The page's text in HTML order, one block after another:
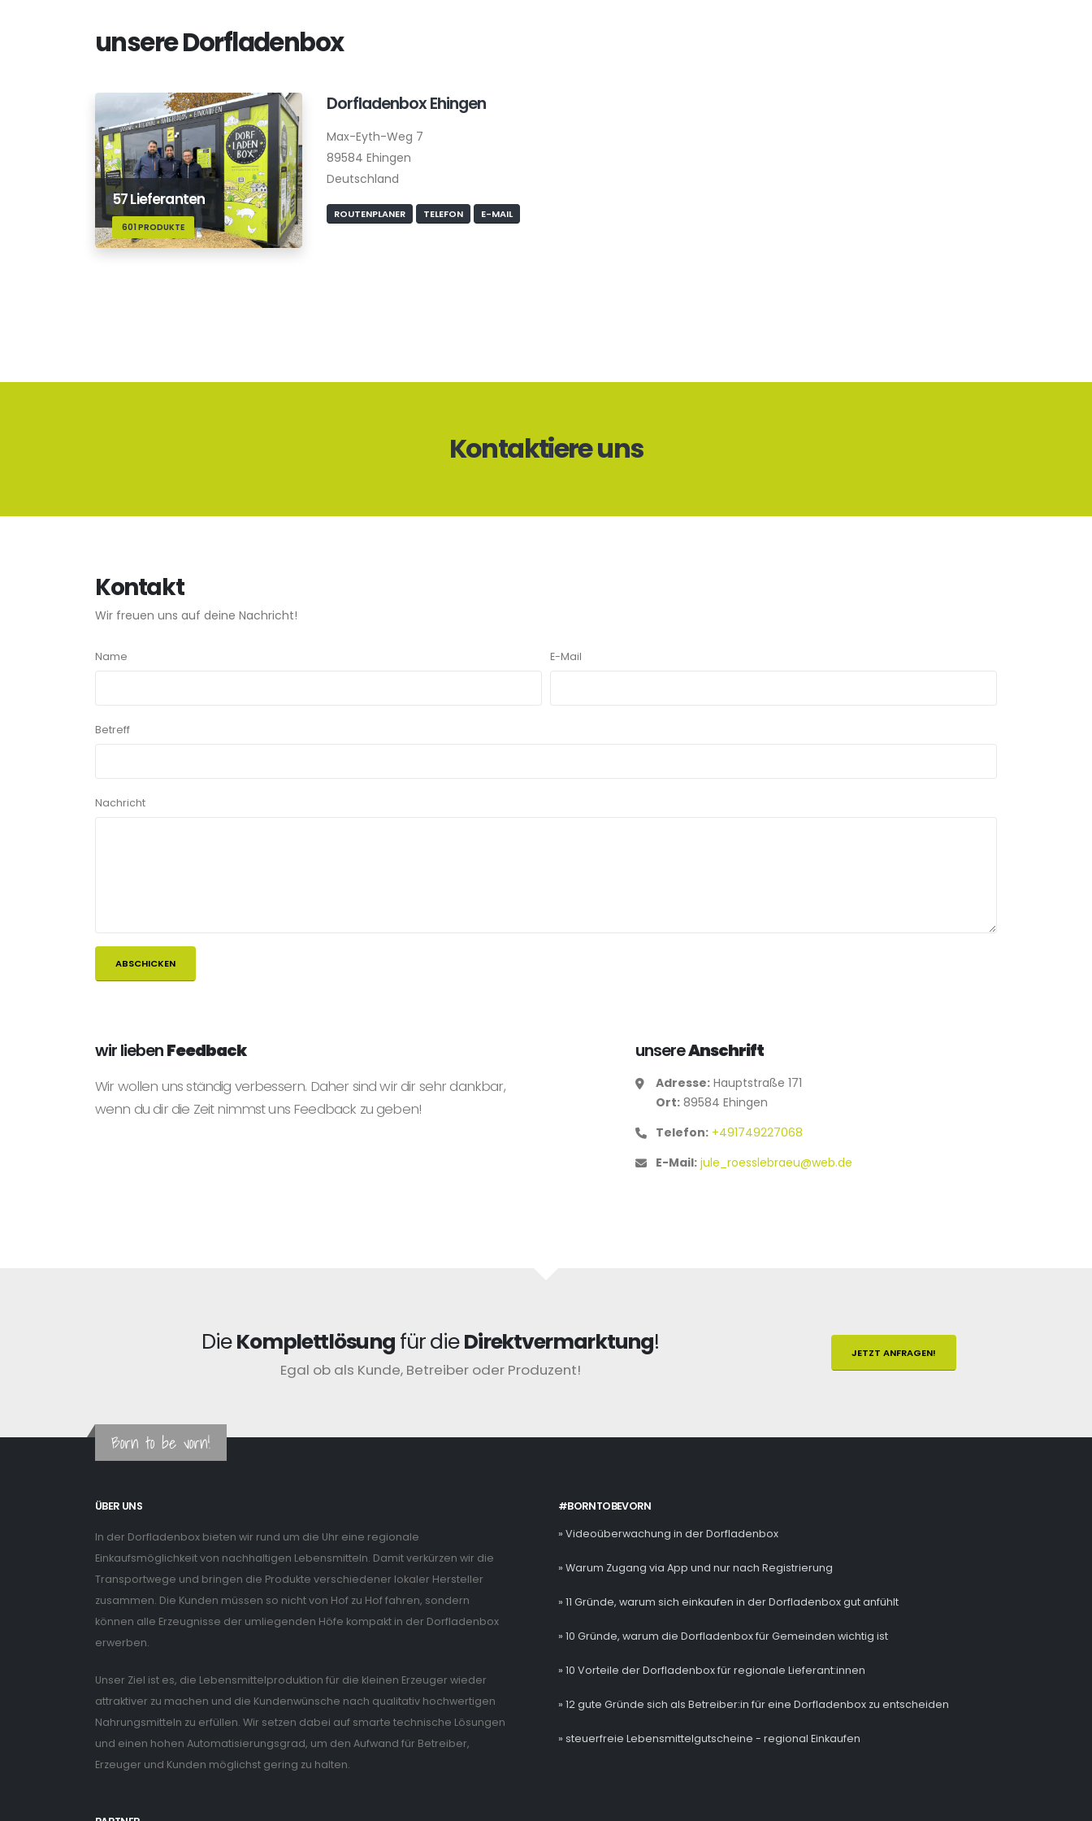
unsere Dorfladenbox
57 Lieferanten
601 PRODUKTE
Dorfladenbox Ehingen
Max-Eyth-Weg 7
89584 Ehingen
Deutschland
ROUTENPLANER TELEFON E-MAIL
Kontaktiere uns
Kontakt
Wir freuen uns auf deine Nachricht!
Name E-Mail
Betreff
Nachricht
wir liebenFeedback
Wir wollen uns ständig verbessern. Daher sind wir dir sehr dankbar,
wenn du dir die Zeit nimmst uns Feedback zu geben!
unsereAnschrift
Adresse: Hauptstraße 171
Ort: 89584 Ehingen
Telefon: +491749227068
E-Mail: jule_roesslebraeu@web.de
DieKomplettlösung für dieDirektvermarktung!
Egal ob als Kunde, Betreiber oder Produzent!
JETZT ANFRAGEN!
Born to be vorn!
ÜBER UNS
In der Dorfladenbox bieten wir rund um die Uhr eine regionale
Einkaufsmöglichkeit von nachhaltigen Lebensmitteln. Damit verkürzen wir die
Transportwege und bringen die Produkte verschiedener lokaler Hersteller
zusammen. Die Kunden müssen so nicht von Hof zu Hof fahren, sondern
können alle Erzeugnisse der umliegenden Höfe kompakt in der Dorfladenbox
erwerben.
Unser Ziel ist es, die Lebensmittelproduktion für die kleinen Erzeuger wieder
attraktiver zu machen und die Kundenwünsche nach qualitativ hochwertigen
Nahrungsmitteln zu erfüllen. Wir setzen dabei auf smarte technische Lösungen
und einen hohen Automatisierungsgrad, um den Aufwand für Betreiber,
Erzeuger und Kunden möglichst gering zu halten.
#BORNTOBEVORN
» Videoüberwachung in der Dorfladenbox
» Warum Zugang via App und nur nach Registrierung
» 11 Gründe, warum sich einkaufen in der Dorfladenbox gut anfühlt
» 10 Gründe, warum die Dorfladenbox für Gemeinden wichtig ist
» 10 Vorteile der Dorfladenbox für regionale Lieferant:innen
» 12 gute Gründe sich als Betreiber:in für eine Dorfladenbox zu entscheiden
» steuerfreie Lebensmittelgutscheine - regional Einkaufen